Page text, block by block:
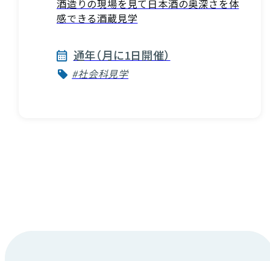
酒造りの現場を見て日本酒の奥深さを体
感できる酒蔵見学
通年（月に1日開催）
#社会科見学